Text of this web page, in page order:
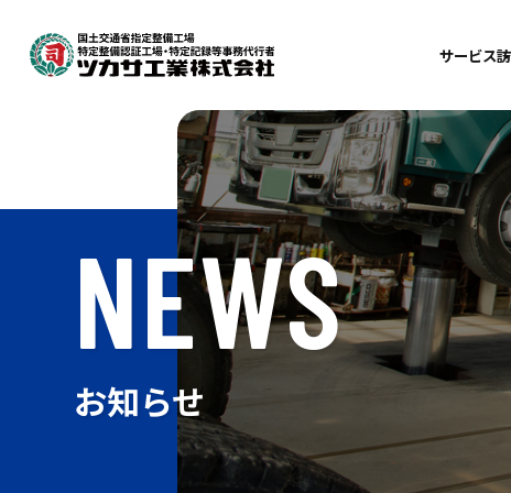
サービス
車検
整備
検査
鈑金
自動
訪問
NEWS
お知らせ